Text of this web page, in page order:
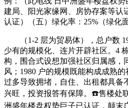
建局、阳光家缘网、房协存案等认
认证）（五）绿化率：25%（绿化
（1-2 层为贸易体），总户数
少有的规模化、连片开辟社区。4
构，围合式设想加强社区归属感，
风；1980 户的规模既能构成成熟
过多导致拥堵，自住、出租都具备
兴旺，投资报答有保障。☎️售楼处
洲盛年楼盘权势巨子已认证，颠末